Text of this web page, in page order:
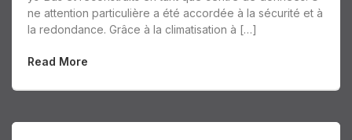
ne attention particulière a été accordée à la sécurité et à
la redondance. Grâce à la climatisation à […]
Read More